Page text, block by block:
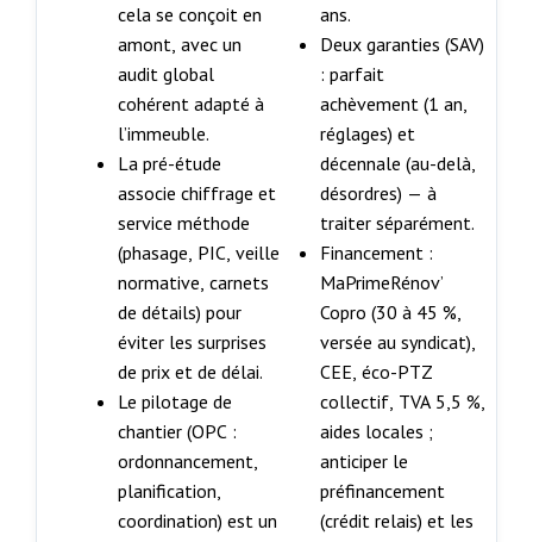
cela se conçoit en
amont, avec un
audit global
cohérent adapté à
l’immeuble.
La pré-étude
associe chiffrage et
service méthode
(phasage, PIC, veille
normative, carnets
de détails) pour
éviter les surprises
de prix et de délai.
Le pilotage de
chantier (OPC :
ordonnancement,
planification,
coordination) est un
ans.
Deux garanties (SAV)
: parfait
achèvement (1 an,
réglages) et
décennale (au-delà,
désordres) — à
traiter séparément.
Financement :
MaPrimeRénov’
Copro (30 à 45 %,
versée au syndicat),
CEE, éco-PTZ
collectif, TVA 5,5 %,
aides locales ;
anticiper le
préfinancement
(crédit relais) et les